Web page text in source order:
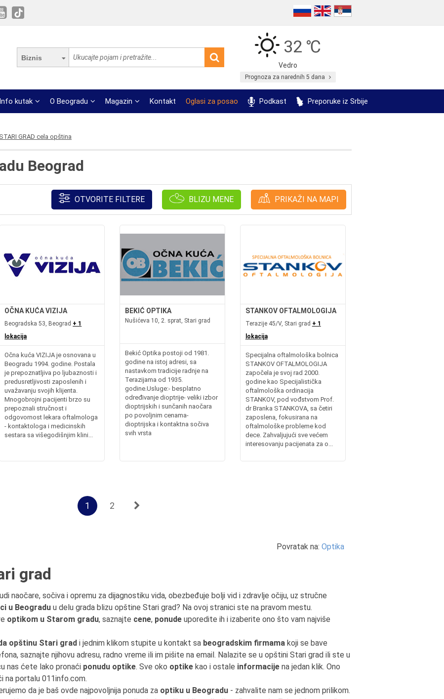
Biznis
32 ℃
Vedro
Prognoza za narednih 5 dana
Info kutak O Beogradu Magazin Kontakt Oglasi za posao Podkast Preporuke iz Srbije
STARI GRAD cela opština
Beograd
OTVORITE FILTERE BLIZU MENE PRIKAŽI NA MAPI
OČNA KUĆA VIZIJA
Beogradska 53, Beograd + 1
lokacija
Očna kuća VIZIJA je osnovana u
Beogradu 1994. godine. Postala
je prepoznatljiva po ljubaznosti i
predusretljivosti zaposlenih i
uvažavanju svojih klijenta.
Mnogobrojni pacijenti brzo su
prepoznali stručnost i
odgovornost lekara oftalmologa
- kontaktologa i medicinskih
sestara sa višegodišnjim klini...
BEKIĆ OPTIKA
Nušićeva 10, 2. sprat, Stari grad
Bekić Optika postoji od 1981.
godine na istoj adresi, sa
nastavkom tradicije radnje na
Terazijama od 1935.
godine.Usluge:- besplatno
određivanje dioptrije- veliki izbor
dioptrijskih i sunčanih naočara
po povoljnim cenama-
dioptrijska i kontaktna sočiva
svih vrsta
STANKOV OFTALMOLOGIJA
Terazije 45/V, Stari grad + 1
lokacija
Specijalna oftalmološka bolnica
STANKOV OFTALMOLOGIJA
započela je svoj rad 2000.
godine kao Specijalistička
oftalmološka ordinacija
STANKOV, pod vođstvom Prof.
dr Branka STANKOVA, sa četiri
zaposlena, fokusirana na
oftalmološke probleme kod
dece. Zahvaljujući sve većem
interesovanju pacijenata za o...
1 2
Povratak na: Optika
grad
naočare, sočiva i opremu za dijagnostiku vida, obezbeđuje bolji vid i zdravlje očiju, uz stručne
u Beogradu u delu grada blizu opštine Stari grad? Na ovoj stranici ste na pravom mestu.
optikom u Starom gradu, saznajte cene, ponude uporedite ih i izaberite ono što vam najviše
opštinu Stari grad i jednim klikom stupite u kontakt sa beogradskim firmama koji se bave
saznajte njihovu adresu, radno vreme ili im pišite na email. Nalazite se u opštini Stari grad ili ste u
nas ćete lako pronaći ponudu optike. Sve oko optike kao i ostale informacije na jedan klik. Ono
na portalu 011info.com.
da je baš ovde najpovoljnija ponuda za optiku u Beogradu - zahvalite nam se jednom prilikom.